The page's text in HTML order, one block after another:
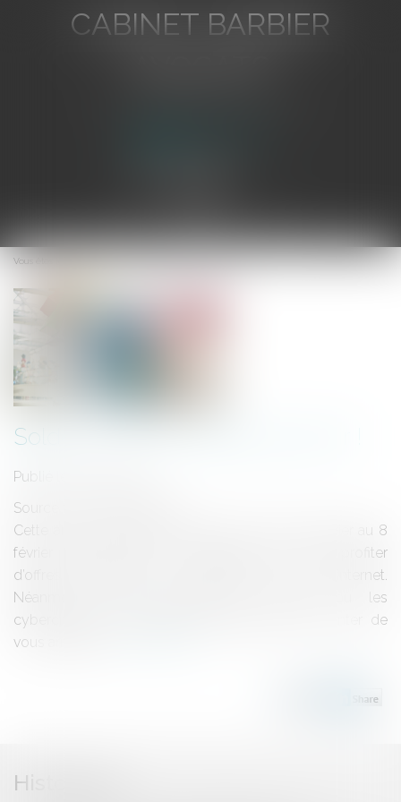
CABINET BARBIER
Ouvrir
le
Vous êtes ici :
Soldes : ne vous faites pas avoir !
Publié le :
Source :
Cette année, les soldes d’hiver ont lieu du 12 janvier au 8
février 2022. Durant 4 semaines,vous pourrez profiter
d’offres attrayantes en boutique et sur internet.
Néanmoins, c’est également la période où les
cybercriminels redoublent d’ingéniosité pour tenter de
vous arnaquer.
Historique